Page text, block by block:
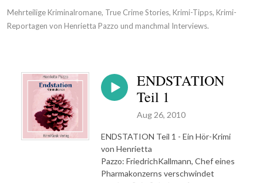
Mehrteilige Kriminalromane, True Crime Stories, Krimi-Tipps, Krimi-
Reportagen von Henrietta Pazzo und manchmal Interviews.
ENDSTATION
Teil 1
Aug 26, 2010
ENDSTATION Teil 1 - Ein Hör-Krimi
von Henrietta
Pazzo: FriedrichKallmann, Chef eines
Pharmakonzerns verschwindet